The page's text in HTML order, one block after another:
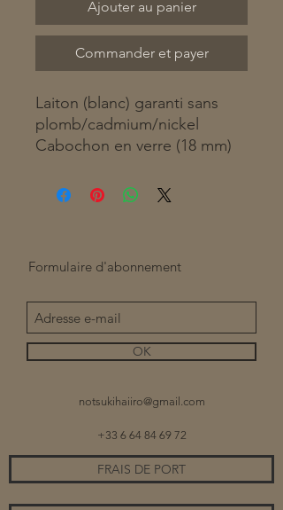
Ajouter au panier
Commander et payer
Laiton (blanc) garanti sans
plomb/cadmium/nickel
Cabochon en verre (18 mm)
Formulaire d'abonnement
OK
notsukihaiiro@gmail.com
+33 6 64 84 69 72
FRAIS DE PORT